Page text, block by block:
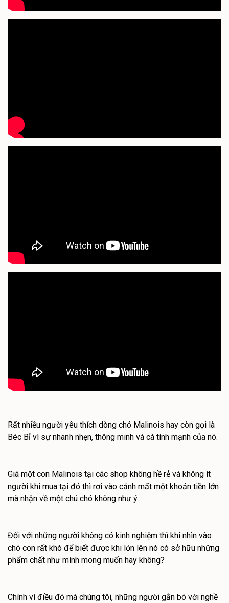
Rất nhiều người yêu thích dòng chó Malinois hay còn gọi là
Béc Bỉ vì sự nhanh nhẹn, thông minh và cá tính mạnh của nó.
Giá một con Malinois tại các shop không hề rẻ và không ít
người khi mua tại đó thì rơi vào cảnh mất một khoản tiền lớn
mà nhận về một chú chó không như ý.
Đối với những người không có kinh nghiệm thì khi nhìn vào
chó con rất khó để biết được khi lớn lên nó có sở hữu những
phẩm chất như mình mong muốn hay không?
Chính vì điều đó mà chúng tôi, những người gắn bó với nghề